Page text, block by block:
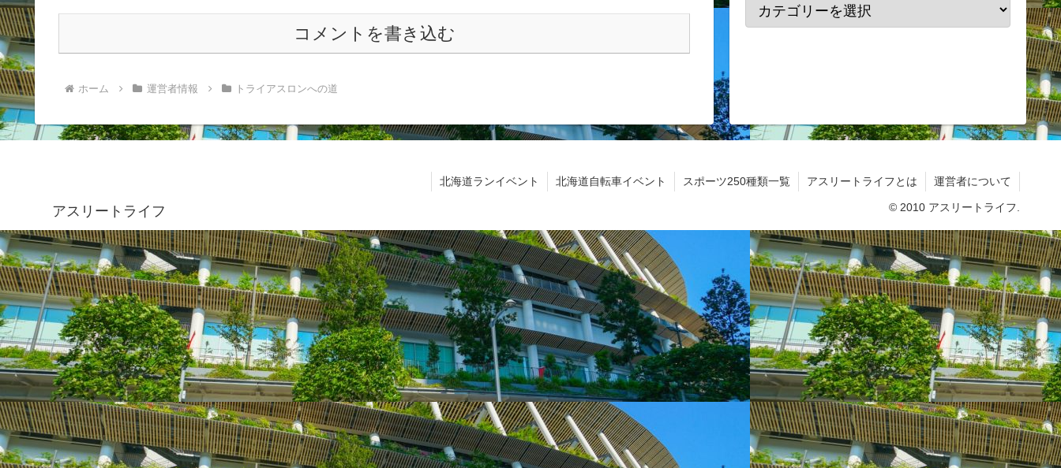
コメントを書き込む
ホーム 運営者情報 トライアスロンへの道
アスリートライフ
北海道ランイベント 北海道自転車イベント スポーツ250種類一覧 アスリートライフとは 運営者について
© 2010 アスリートライフ.